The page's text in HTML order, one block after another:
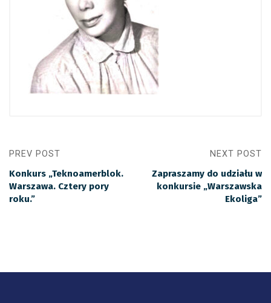
PREV POST
Konkurs „Teknoamerblok.
Warszawa. Cztery pory
roku.”
NEXT POST
Zapraszamy do udziału w
konkursie „Warszawska
Ekoliga”